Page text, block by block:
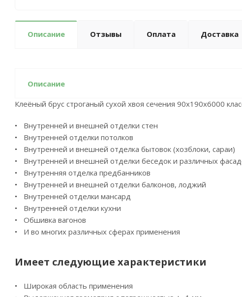
Описание Отзывы Оплата Доставка
Описание
Клеёный брус строганый сухой хвоя сечения 90х190x6000
Внутренней и внешней отделки стен
Внутренней отделки потолков
Внутренней и внешней отделка бытовок (хозблоки, сараи)
Внутренней и внешней отделки беседок и различных
Внутренняя отделка предбанников
Внутренней и внешней отделки балконов, лоджий
Внутренней отделки мансард
Внутренней отделки кухни
Обшивка вагонов
И во многих различных сферах применения
Имеет следующие характеристики
Широкая область применения